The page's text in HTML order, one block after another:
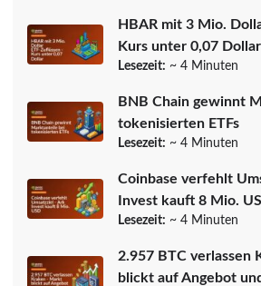
HBAR mit 3 Mio.
Kurs unter 0,07 Dollar
Lesezeit: ~ 4 Minuten
BNB Chain gewinnt
tokenisierten ETFs
Lesezeit: ~ 4 Minuten
Coinbase verfehlt
Invest kauft 8 Mio.
Lesezeit: ~ 4 Minuten
2.957 BTC verlassen
blickt auf Angebot